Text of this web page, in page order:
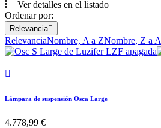
Ver detalles en el listado
Ordenar por:
Relevancia
RelevanciaNombre, A a ZNombre, Z a A

Lámpara de suspensión Osca Large
4.778,99 €